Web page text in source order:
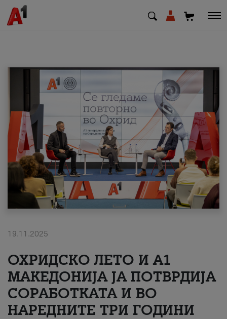
МК SQ
Приватни Деловни
Поддршка
Надополни кредит
#ПодобарОнлајн
19.11.2025
ОХРИДСКО ЛЕТО И A1
МАКЕДОНИЈА ЈА ПОТВРДИЈА
СОРАБОТКАТА И ВО
НАРЕДНИТЕ ТРИ ГОДИНИ